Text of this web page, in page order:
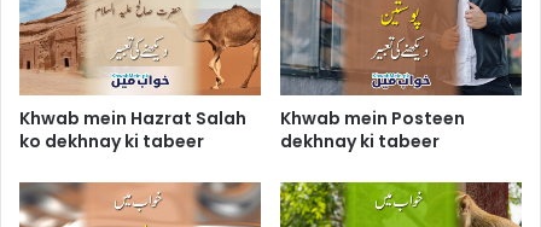
Khwab mein Hazrat Salah
ko dekhnay ki tabeer
Khwab mein Posteen
dekhnay ki tabeer